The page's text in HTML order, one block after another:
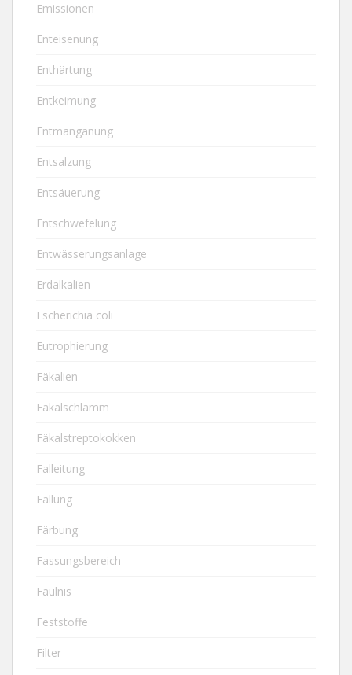
Emissionen
Enteisenung
Enthärtung
Entkeimung
Entmanganung
Entsalzung
Entsäuerung
Entschwefelung
Entwässerungsanlage
Erdalkalien
Escherichia coli
Eutrophierung
Fäkalien
Fäkalschlamm
Fäkalstreptokokken
Falleitung
Fällung
Färbung
Fassungsbereich
Fäulnis
Feststoffe
Filter